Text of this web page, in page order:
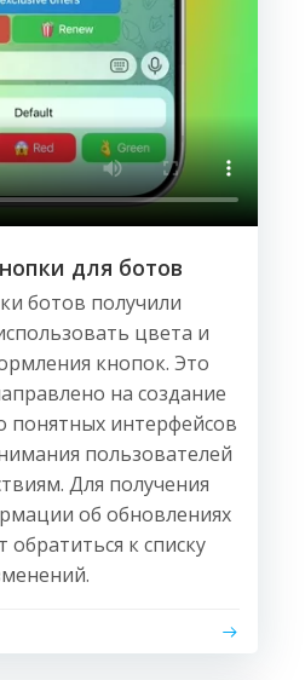
для ботов
ботов получили
цвета и
кнопок. Это
на создание
понятных интерфейсов
пользователей
Для получения
об обновлениях
обратиться к списку